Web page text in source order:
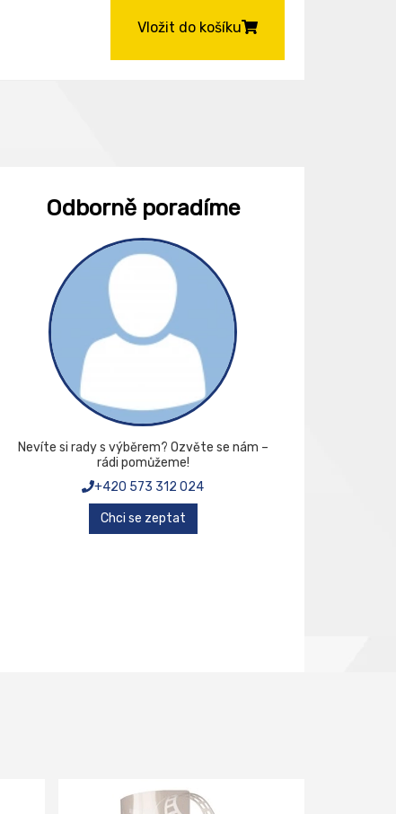
Vložit do košíku
Odborně poradíme
Nevíte si rady s výběrem? Ozvěte se nám –
rádi pomůžeme!
+420 573 312 024
Chci se zeptat